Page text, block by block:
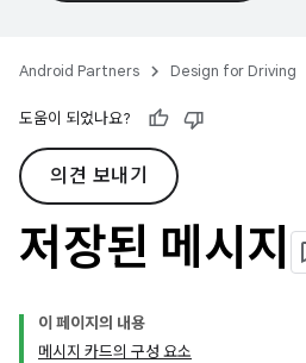
Android Partners Design for Driving
도움이 되었나요?
의견 보내기
저장된 메시지
이 페이지의 내용
메시지 카드의 구성 요소